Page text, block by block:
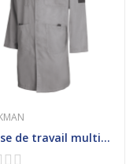
Blouse de travail multipoches homme